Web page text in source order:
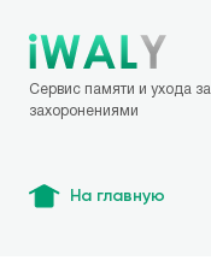
Сервис памяти и ухода за
захоронениями
На главную